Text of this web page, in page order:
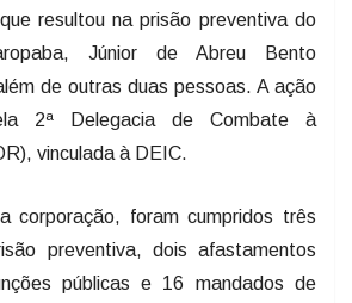
resultou na prisão preventiva do
Júnior de Abreu Bento
de outras duas pessoas. A ação
2ª Delegacia de Combate à
vinculada à DEIC.
corporação, foram cumpridos três
preventiva, dois afastamentos
públicas e 16 mandados de